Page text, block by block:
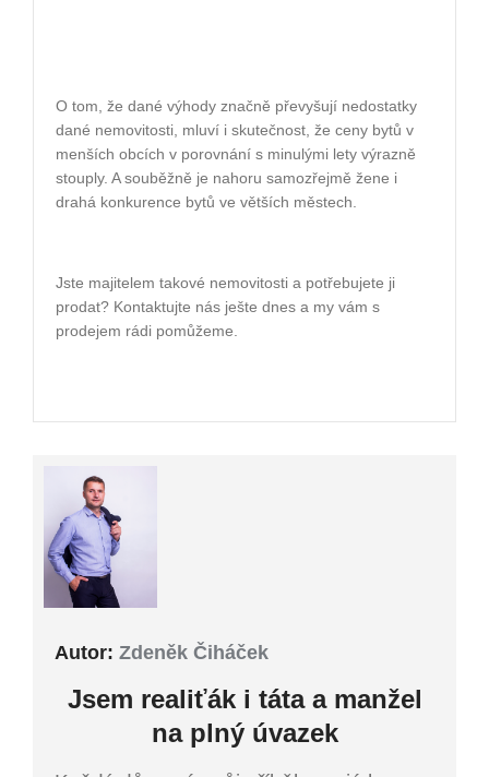
O tom, že dané výhody značně převyšují nedostatky
dané nemovitosti, mluví i skutečnost, že ceny bytů v
menších obcích v porovnání s minulými lety výrazně
stouply. A souběžně je nahoru samozřejmě žene i
drahá konkurence bytů ve větších městech.
Jste majitelem takové nemovitosti a potřebujete ji
prodat? Kontaktujte nás ješte dnes a my vám s
prodejem rádi pomůžeme.
Autor: Zdeněk Čiháček
Jsem realiťák i táta a manžel
na plný úvazek